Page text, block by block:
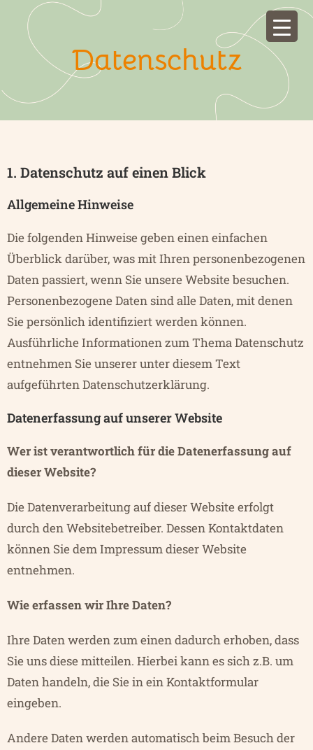
Datenschutz
1. Datenschutz auf einen Blick
Allgemeine Hinweise
Die folgenden Hinweise geben einen einfachen
Überblick darüber, was mit Ihren personenbezogenen
Daten passiert, wenn Sie unsere Website besuchen.
Personenbezogene Daten sind alle Daten, mit denen
Sie persönlich identifiziert werden können.
Ausführliche Informationen zum Thema Datenschutz
entnehmen Sie unserer unter diesem Text
aufgeführten Datenschutzerklärung.
Datenerfassung auf unserer Website
Wer ist verantwortlich für die Datenerfassung auf
dieser Website?
Die Datenverarbeitung auf dieser Website erfolgt
durch den Websitebetreiber. Dessen Kontaktdaten
können Sie demImpressumdieser Website
entnehmen.
Wie erfassen wir Ihre Daten?
Ihre Daten werden zum einen dadurch erhoben, dass
Sie uns diese mitteilen. Hierbei kann es sich z.B. um
Daten handeln, die Sie in ein Kontaktformular
eingeben.
Andere Daten werden automatisch beim Besuch der